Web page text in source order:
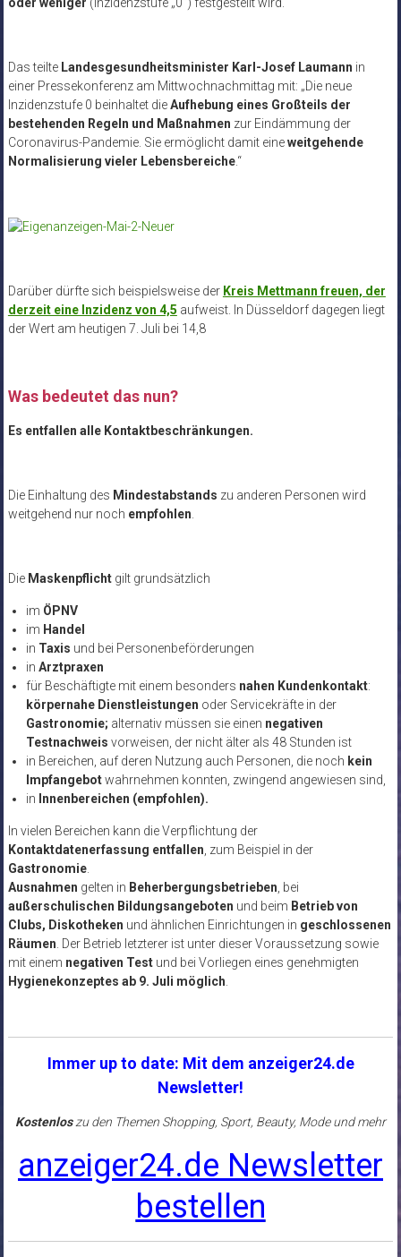
oder weniger (Inzidenzstufe „0“) festgestellt wird.
Das teilte Landesgesundheitsminister Karl-Josef Laumann in
einer Pressekonferenz am Mittwochnachmittag mit: „Die neue
Inzidenzstufe 0 beinhaltet dieAufhebung eines Großteils der
bestehenden Regeln und Maßnahmen zur Eindämmung der
Coronavirus-Pandemie. Sie ermöglicht damit eineweitgehende
Normalisierung vieler Lebensbereiche.“
Darüber dürfte sich beispielsweise der Kreis Mettmann freuen, der
derzeit eine Inzidenz von 4,5 aufweist. In Düsseldorf dagegen liegt
der Wert am heutigen 7. Juli bei 14,8
Was bedeutet das nun?
Es entfallen alle Kontaktbeschränkungen.
Die Einhaltung des Mindestabstands zu anderen Personen wird
weitgehend nur noch empfohlen
Die Maskenpflichtgilt grundsätzlich
im ÖPNV
im Handel
in Taxis und bei Personenbeförderungen
in Arztpraxen
für Beschäftigte mit einem besonders nahen Kundenkontakt:
körpernahe Dienstleistungen oder Servicekräfte in der
Gastronomie; alternativ müssen sie einen negativen
Testnachweis vorweisen, der nicht älter als 48 Stunden ist
in Bereichen, auf deren Nutzung auch Personen, die noch kein
Impfangebotwahrnehmen konnten, zwingend angewiesen sind,
in Innenbereichen (empfohlen).
In vielen Bereichen kann die Verpflichtung der
Kontaktdatenerfassung entfallen , zum Beispiel in der
Gastronomie.
Ausnahmen gelten in Beherbergungsbetrieben , bei
außerschulischen Bildungsangeboten und beim Betrieb von
Clubs, Diskotheken und ähnlichen Einrichtungen in geschlossenen
Räumen . Der Betrieb letzterer ist unter dieser Voraussetzung sowie
mit einem negativen Testund bei Vorliegen eines genehmigten
Hygienekonzeptes ab 9. Juli möglich
Immer up to date: Mit dem anzeiger24.de
Newsletter!
Kostenloszu den Themen Shopping, Sport, Beauty, Mode und mehr
anzeiger24.de Newsletter
bestellen